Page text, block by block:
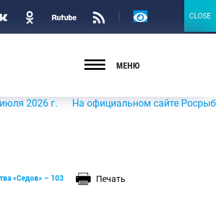
Версия
МЕНЮ
г. На официальном сайте
«Седов» – 103
Печать
CLOSE
CLOSE